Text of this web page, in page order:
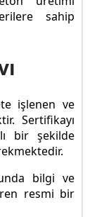
sahip
işlenen ve
Sertifikayı
bir şekilde
bilgi ve
resmi bir